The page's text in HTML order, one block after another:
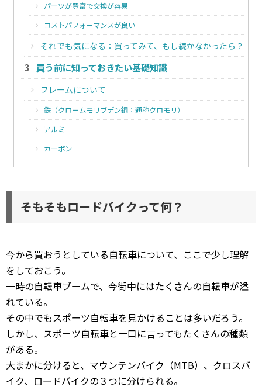
パーツが豊富で交換が容易
コストパフォーマンスが良い
それでも気になる：買ってみて、もし続かなかったら？
買う前に知っておきたい基礎知識
フレームについて
鉄（クロームモリブデン鋼：通称クロモリ）
アルミ
カーボン
そもそもロードバイクって何？
今から買おうとしている自転車について、ここで少し理解
をしておこう。
一時の自転車ブームで、今街中にはたくさんの自転車が溢
れている。
その中でもスポーツ自転車を見かけることは多いだろう。
しかし、スポーツ自転車と一口に言ってもたくさんの種類
がある。
大まかに分けると、マウンテンバイク（MTB）、クロスバ
イク、ロードバイクの３つに分けられる。